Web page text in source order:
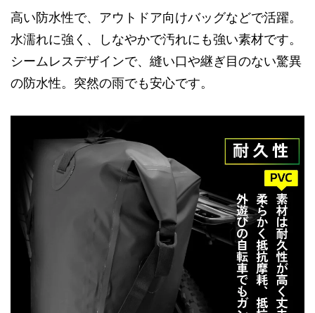
高い防水性で、アウトドア向けバッグなどで活躍。
水濡れに強く、しなやかで汚れにも強い素材です。
シームレスデザインで、縫い口や継ぎ目のない驚異
の防水性。突然の雨でも安心です。